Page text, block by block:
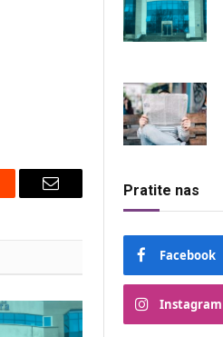
Email Pratite nas
Facebook
Instagram